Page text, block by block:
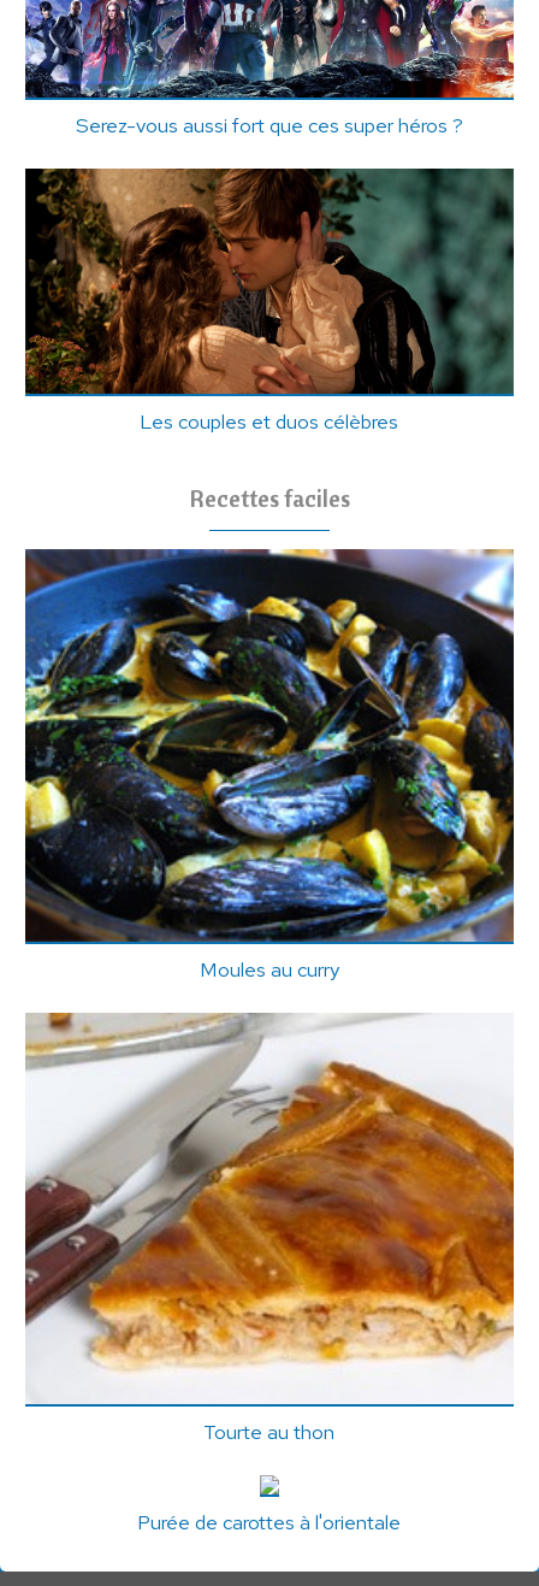
Serez-vous aussi fort que ces super héros ?
Les couples et duos célèbres
Recettes faciles
Moules au curry
Tourte au thon
Purée de carottes à l'orientale